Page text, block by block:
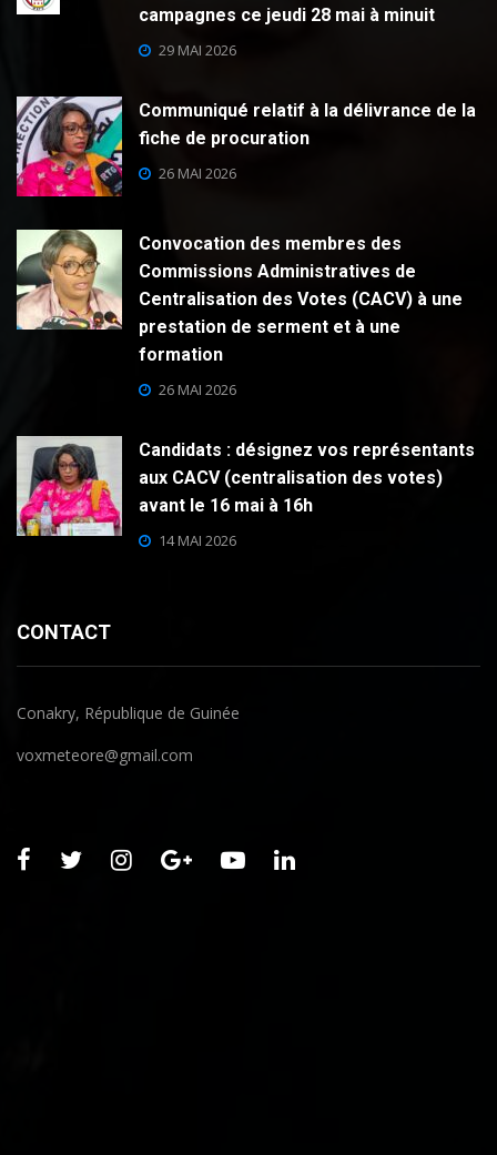
campagnes ce jeudi 28 mai à minuit
29 MAI 2026
Communiqué relatif à la délivrance de la
fiche de procuration
26 MAI 2026
Convocation des membres des
Commissions Administratives de
Centralisation des Votes (CACV) à une
prestation de serment et à une
formation
26 MAI 2026
Candidats : désignez vos représentants
aux CACV (centralisation des votes)
avant le 16 mai à 16h
14 MAI 2026
CONTACT
Conakry, République de Guinée
voxmeteore@gmail.com